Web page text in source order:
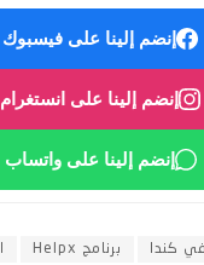
إنضم إلينا على فيسبوك
إنضم إلينا على انستغرام
إنضم إلينا على واتساب
برنامج Helpx كندا